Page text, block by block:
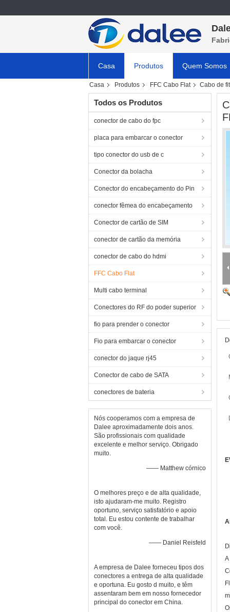
Casa Produtos Quem Somos
Casa Produtos FFC Cabo Flat Cabo de
Todos os Produtos
conector de cabo do fpc
placa para embarcar o conector
tipo conector do usb de c
Conector da bolacha
Conector do encabeçamento do Pin
conector fêmea do encabeçamento
Conector de cartão de SIM
conector de cartão da memória
conector de cabo do hdmi
FFC Cabo Flat
Multi cabo terminal
Conectores do RF do poder superior
fio para prender o conector
Fio para embarcar o conector
conector do jaque rj45
Conector de cabo de SATA
conectores de bateria
Nós cooperamos com a empresa de
Dalee aproximadamente dois anos.
São profissionais com qualidade
excelente e melhor serviço. Obrigado
muito.
—— Matthew córnico
O melhores preço e de alta qualidade,
isto ajudaram-me muito. Registro
oportuno, serviço satisfatório e apoio
total. Eu estou contente de trabalhar
com você.
—— Daniel Reisfeld
A empresa de Dalee forneceu tipos dos
conectores a entrega de alta qualidade
e oportuna. Eu gosto d muito, e têm
assentaram bem em nosso fornecedor
principal do conector em China.